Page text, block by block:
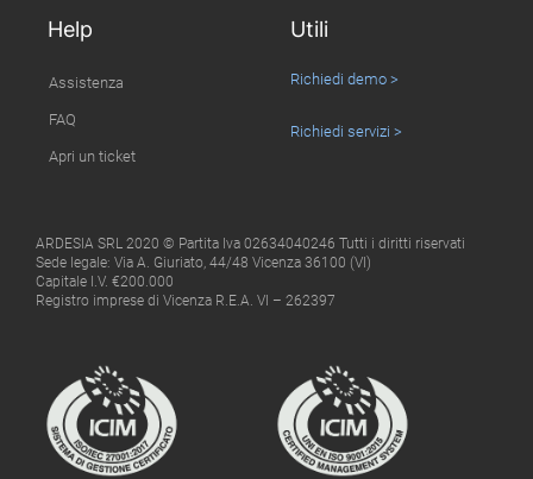
Help
Assistenza
FAQ
Apri un ticket
Utili
Richiedi demo >
Richiedi servizi >
ARDESIA SRL 2020 © Partita Iva 02634040246 Tutti i diritti riservati
Sede legale: Via A. Giuriato, 44/48 Vicenza 36100 (VI)
Capitale I.V. €200.000
Registro imprese di Vicenza R.E.A. VI – 262397